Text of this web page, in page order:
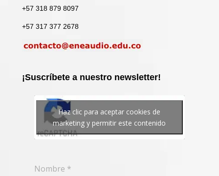
+57 318 879 8097
+57 317 377 2678
¡Suscríbete a nuestro newsletter!
Haz clic para aceptar cookies de
marketing y permitir este contenido
Nombre *